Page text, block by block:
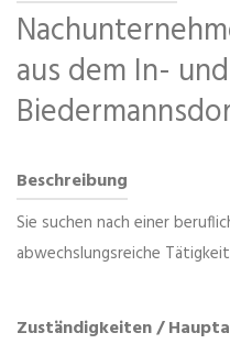
aus dem In-
Beschreibung
Sie suchen nach einer
abwechslungsreiche
Zuständigkeiten /